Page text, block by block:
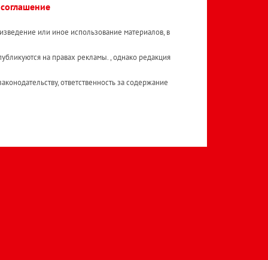
или иное использование материалов, в
на правах рекламы. , однако редакция
ответственность за содержание